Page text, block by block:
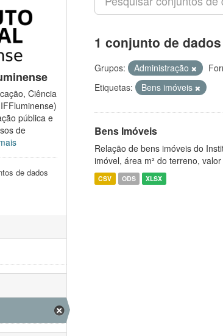
Ciência
pública e
de
de dados
1 conjunto de
Grupos: Administração
Etiquetas:
Bens imóveis
Bens Imóveis
Relação de bens imóveis do
imóvel, área m² do terreno,
CSV ODS XLSX